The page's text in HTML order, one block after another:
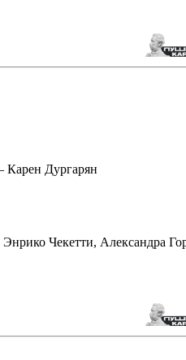
Дургарян
Чекетти, Александра